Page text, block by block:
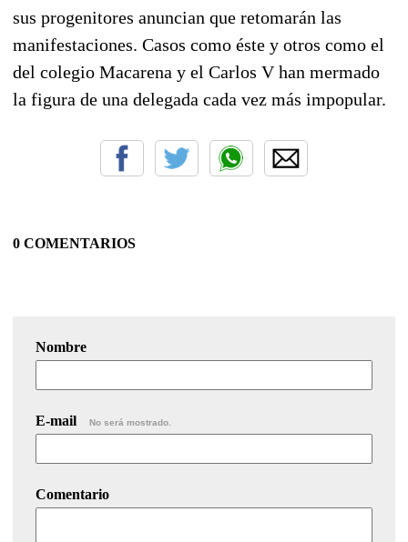
sus progenitores anuncian que retomarán las
manifestaciones. Casos como éste y otros como el
del colegio Macarena y el Carlos V han mermado
la figura de una delegada cada vez más impopular.
0 COMENTARIOS
Nombre
E-mail No será mostrado.
Comentario